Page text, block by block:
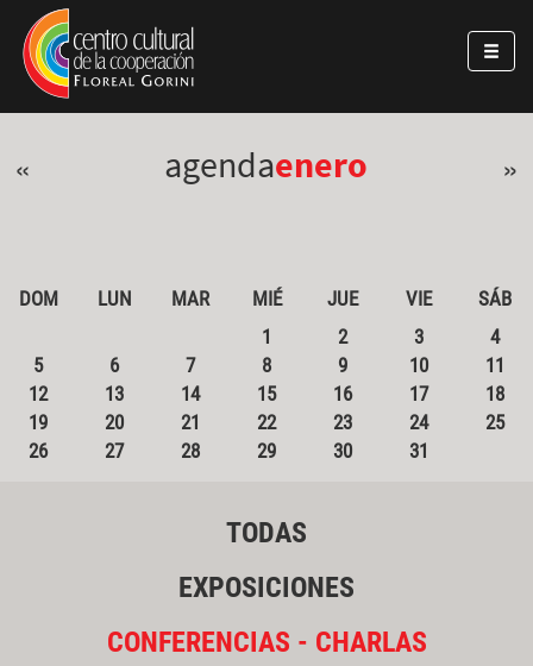
Pasar al contenido principal
Jump to main content
« agendaenero »
DOM LUN MAR MIÉ JUE VIE
SÁB
1
2 3
4
5
6 7 8 9 10
11
12
13 14 15 16 17
18
19
20 21 22 23 24
25
26
27 28 29 30 31
TODAS
EXPOSICIONES
CONFERENCIAS - CHARLAS